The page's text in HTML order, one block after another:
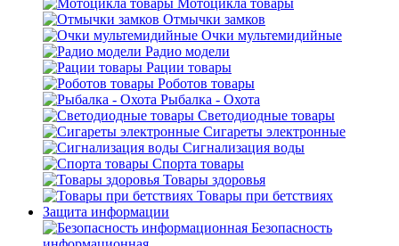
Мотоцикла товары
Отмычки замков
Очки мультемидийные
Радио модели
Рации товары
Роботов товары
Рыбалка - Охота
Светодиодные товары
Сигареты электронные
Сигнализация воды
Спорта товары
Товары здоровья
Товары при бетствиях
Защита информации
Безопасность